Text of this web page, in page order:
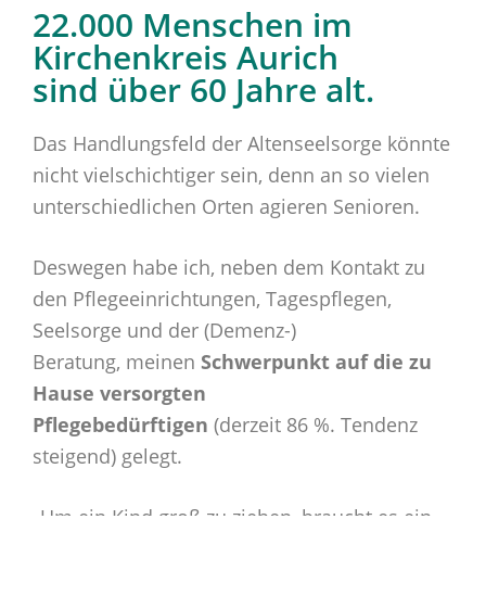
22.000 Menschen im
Kirchenkreis Aurich
sind über 60 Jahre alt.
Das Handlungsfeld der Altenseelsorge könnte
nicht vielschichtiger sein, denn an so vielen
unterschiedlichen Orten agieren Senioren.
Deswegen habe ich, neben dem Kontakt zu
den Pflegeeinrichtungen, Tagespflegen,
Seelsorge und der (Demenz-)
Beratung, meinen Schwerpunkt auf die zu
Hause versorgten
Pflegebedürftigen (derzeit 86 %. Tendenz
steigend) gelegt.
„Um ein Kind groß zu ziehen, braucht es ein